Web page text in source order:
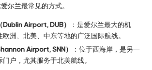
尔兰最常见的方式。
Airport, DUB）
：是爱尔兰最大的机
洲、北美、中东等地的广泛国际航线。
Airport, SNN）
：位于西海岸，是另一
户，尤其服务于北美航线。